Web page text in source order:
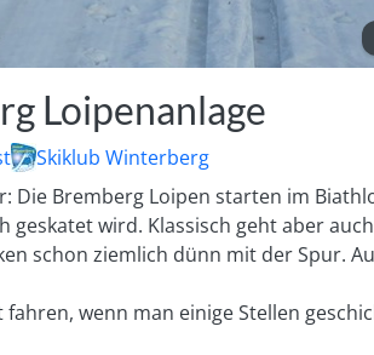
Loipenanlage
Skiklub Winterberg
Die Bremberg Loipen starten im
wird. Klassisch geht aber
schon ziemlich dünn mit der Spur.
wenn man einige Stellen